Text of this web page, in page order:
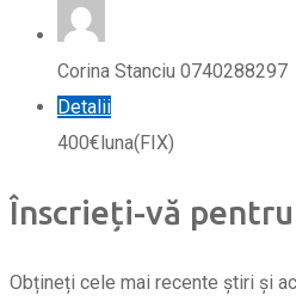
Corina Stanciu 0740288297
Detalii
400€luna(FIX)
Înscrieți-vă
Obțineți cele mai recente știri și